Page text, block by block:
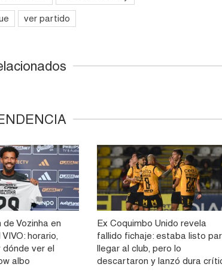
ver partido
Vozinha en
horario,
dónde ver el
albo
Ex Coquimbo Unido revela
fallido fichaje: estaba listo
llegar al club, pero lo
descartaron y lanzó dura